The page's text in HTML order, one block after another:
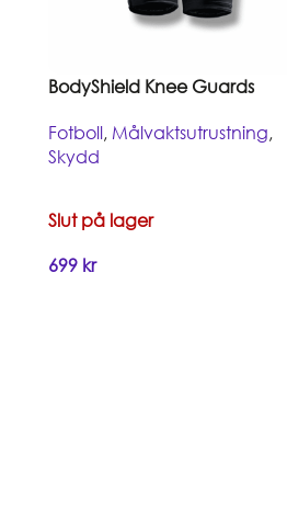
BodyShield Knee Guards
Fotboll, Målvaktsutrustning,
Skydd
Slut på lager
699 kr